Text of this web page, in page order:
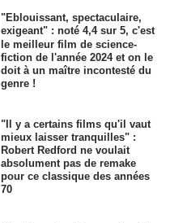
"Eblouissant, spectaculaire,
exigeant" : noté 4,4 sur 5, c'est
le meilleur film de science-
fiction de l'année 2024 et on le
doit à un maître incontesté du
genre !
"Il y a certains films qu'il vaut
mieux laisser tranquilles" :
Robert Redford ne voulait
absolument pas de remake
pour ce classique des années
70